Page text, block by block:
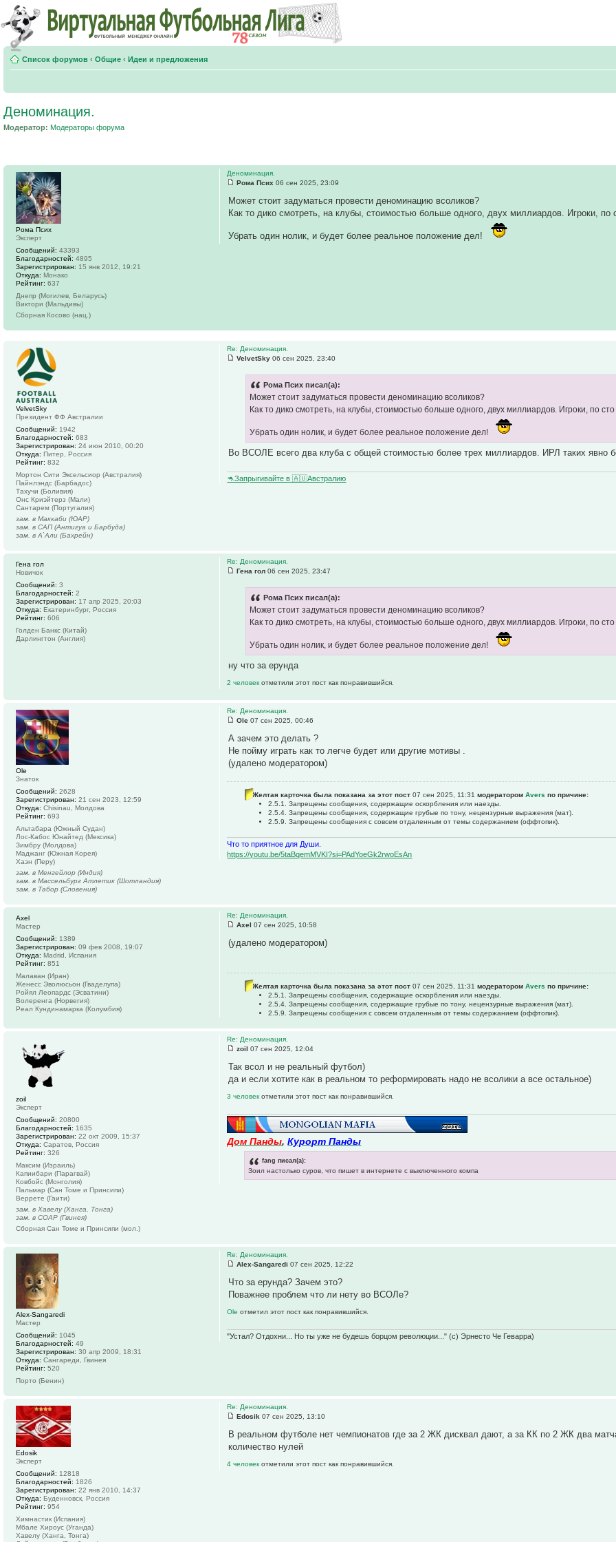
Список форумов ‹ Общие ‹ Идеи и предложения
Деноминация.
Модератор: Модераторы форума
Деноминация.
Рома Псих 06 сен 2025, 23:09
Может стоит задуматься провести деноминацию всоликов?
Как то дико смотреть, на клубы, стоимостью больше одного, двух миллиардов. Игроки,
Убрать один нолик, и будет более реальное положение дел!
Рома Псих
Эксперт
Сообщений: 43393
Благодарностей: 4895
Зарегистрирован: 15 янв 2012, 19:21
Откуда: Монако
Рейтинг: 637
Днепр (Могилев, Беларусь)
Виктори (Мальдивы)
Сборная Косово (нац.)
Re: Деноминация.
VelvetSky 06 сен 2025, 23:40
Рома Псих писал(а):
Может стоит задуматься провести деноминацию всоликов?
Как то дико смотреть, на клубы, стоимостью больше одного, двух миллиардов. Игроки, по
Убрать один нолик, и будет более реальное положение дел!
Во ВСОЛЕ всего два клуба с общей стоимостью более трех миллиардов. ИРЛ таких явно
🦘Запрыгивайте в 🇦🇺Австралию
VelvetSky
Президент ФФ Австралии
Сообщений: 1942
Благодарностей: 683
Зарегистрирован: 24 июн 2010, 00:20
Откуда: Питер, Россия
Рейтинг: 832
Мортон Сити Эксельсиор (Австралия)
Пайнлэндс (Барбадос)
Тахучи (Боливия)
Онс Криэйтерз (Мали)
Сантарем (Португалия)
зам. в Маккаби (ЮАР)
зам. в САП (Антигуа и Барбуда)
зам. в А`Али (Бахрейн)
Re: Деноминация.
Гена гол 06 сен 2025, 23:47
Рома Псих писал(а):
Может стоит задуматься провести деноминацию всоликов?
Как то дико смотреть, на клубы, стоимостью больше одного, двух миллиардов. Игроки, по
Убрать один нолик, и будет более реальное положение дел!
ну что за ерунда
2 человекотметили этот пост как понравившийся.
Гена гол
Новичок
Сообщений: 3
Благодарностей: 2
Зарегистрирован: 17 апр 2025, 20:03
Откуда: Екатеринбург, Россия
Рейтинг: 606
Голден Банкс (Китай)
Дарлингтон (Англия)
Re: Деноминация.
Ole 07 сен 2025, 00:46
А зачем это делать ?
Не пойму играть как то легче будет или другие мотивы .
(удалено модератором)
Желтая карточка была показана за этот пост07 сен 2025, 11:31 модераторомAvers по причине:
2.5.1. Запрещены сообщения, содержащие оскоpбления или наезды.
2.5.4. Запрещены сообщения, содержащие гpубые по тону, нецензурные выpажения (мат).
2.5.9. Запрещены сообщения с совсем отдаленным от темы содержанием (оффтопик).
Что то приятное для Души.
https://youtu.be/5taBqemMVKI?si=PAdYoeGk2rwoEsAn
Ole
Знаток
Сообщений: 2628
Зарегистрирован: 21 сен 2023, 12:59
Откуда: Chisinau, Молдова
Рейтинг: 693
Альтабара (Южный Судан)
Лос-Кабос Юнайтед (Мексика)
Зимбру (Молдова)
Маджанг (Южная Корея)
Хаэн (Перу)
зам. в Менгейлор (Индия)
зам. в Массельбург Атлетик (Шотландия)
зам. в Табор (Словения)
Re: Деноминация.
Axel 07 сен 2025, 10:58
(удалено модератором)
Желтая карточка была показана за этот пост07 сен 2025, 11:31 модераторомAvers по причине:
2.5.1. Запрещены сообщения, содержащие оскоpбления или наезды.
2.5.4. Запрещены сообщения, содержащие гpубые по тону, нецензурные выpажения (мат).
2.5.9. Запрещены сообщения с совсем отдаленным от темы содержанием (оффтопик).
Axel
Мастер
Сообщений: 1389
Зарегистрирован: 09 фев 2008, 19:07
Откуда: Madrid, Испания
Рейтинг: 851
Малаван (Иран)
Женесс Эволюсьон (Гваделупа)
Ройял Леопардс (Эсватини)
Волеренга (Норвегия)
Реал Кундинамарка (Колумбия)
Re: Деноминация.
zoil 07 сен 2025, 12:04
Так всол и не реальный футбол)
да и если хотите как в реальном то реформировать надо не всолики а все остальное)
3 человекотметили этот пост как понравившийся.
Дом Панды,Курорт Панды
fang писал(а):
Зоил настолько суров, что пишет в интернете с выключенного компа
zoil
Эксперт
Сообщений: 20800
Благодарностей: 1635
Зарегистрирован: 22 окт 2009, 15:37
Откуда: Саратов, Россия
Рейтинг: 326
Максим (Израиль)
Капиибари (Парагвай)
Ковбойс (Монголия)
Пальмар (Сан Томе и Принсипи)
Веррете (Гаити)
зам. в Хавелу (Ханга, Тонга)
зам. в СОАР (Гвинея)
Сборная Сан Томе и Принсипи (мол.)
Re: Деноминация.
Alex-Sangaredi 07 сен 2025, 12:22
Что за ерунда? Зачем это?
Поважнее проблем что ли нету во ВСОЛе?
Oleотметил этот пост как понравившийся.
"Устал? Отдохни... Но ты уже не будешь борцом революции..." (с) Эрнесто Че Геварра)
Alex-Sangaredi
Мастер
Сообщений: 1045
Благодарностей: 49
Зарегистрирован: 30 апр 2009, 18:31
Откуда: Сангареди, Гвинея
Рейтинг: 520
Порто (Бенин)
Re: Деноминация.
Edosik 07 сен 2025, 13:10
В реальном футболе нет чемпионатов где за 2 ЖК дисквал дают, а за КК по 2 ЖК два
количество нулей
4 человекотметили этот пост как понравившийся.
Edosik
Эксперт
Сообщений: 12818
Благодарностей: 1826
Зарегистрирован: 22 янв 2010, 14:37
Откуда: Буденновск, Россия
Рейтинг: 954
Химнастик (Испания)
Мбале Хироус (Уганда)
Хавелу (Ханга, Тонга)